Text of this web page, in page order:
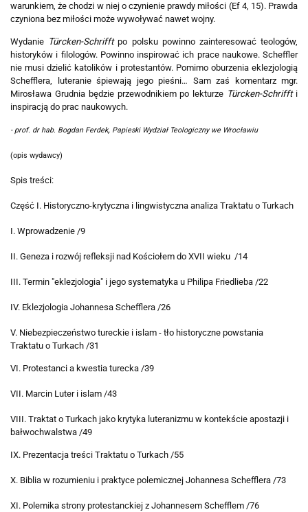
warunkiem, że chodzi w niej o czynienie prawdy miłości (Ef 4, 15). Prawda
czyniona bez miłości może wywoływać nawet wojny.
Wydanie Türcken-Schrifftpo polsku powinno zainteresować teologów,
historyków i filologów. Powinno inspirować ich prace naukowe. Scheffler
nie musi dzielić katolików i protestantów. Pomimo oburzenia eklezjologią
Schefflera, luteranie śpiewają jego pieśni… Sam zaś komentarz mgr.
Mirosława Grudnia będzie przewodnikiem po lekturze Türcken-Schriffti
inspiracją do prac naukowych.
- prof. dr hab. Bogdan Ferdek, Papieski Wydział Teologiczny we Wrocławiu
(opis wydawcy)
Spis treści:
Część I. Historyczno-krytyczna i lingwistyczna analiza Traktatu o Turkach
I. Wprowadzenie /9
II. Geneza i rozwój refleksji nad Kościołem do XVII wieku /14
III. Termin "eklezjologia" i jego systematyka u Philipa Friedlieba /22
IV. Eklezjologia Johannesa Schefflera /26
V. Niebezpieczeństwo tureckie i islam - tło historyczne powstania
Traktatu o Turkach /31
VI. Protestanci a kwestia turecka /39
VII. Marcin Luter i islam /43
VIII. Traktat o Turkach jako krytyka luteranizmu w kontekście apostazji i
bałwochwalstwa /49
IX. Prezentacja treści Traktatu o Turkach /55
X. Biblia w rozumieniu i praktyce polemicznej Johannesa Schefflera /73
XI. Polemika strony protestanckiej z Johannesem Schefflem /76